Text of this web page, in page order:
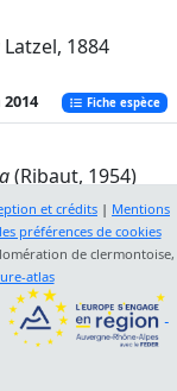
Latzel, 1884
2014 Fiche espèce
(Ribaut, 1954)
2014 Fiche espèce
(C.L. Koch,
et crédits | Mentions
préférences de cookies
de clermontoise,
atlas